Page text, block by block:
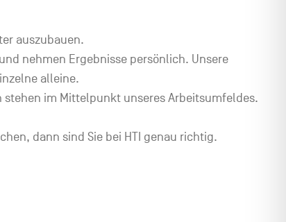
auszubauen.
nehmen Ergebnisse persönlich. Unsere
alleine.
im Mittelpunkt unseres Arbeitsumfeldes.
dann sind Sie bei HTI genau richtig.